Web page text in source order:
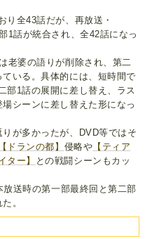
り全43話だが、再放送・
1話が統合され、全42話になっ
老婆の語りが削除され、第二
いる。具体的には、短時間で
部1話の展開に差し替え、ラス
場シーンに差し替えた形になっ
が多かったが、DVD等ではそ
【ドランの都】 侵略や 【ティア
ター】
との戦闘シーンもカッ
送時の第一部最終回と第二部
。